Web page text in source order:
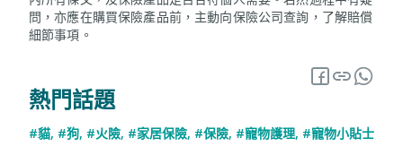
問，亦應在購買保險產品前，主動向保險公司查詢，了解賠償
細節事項。
熱門話題
#貓, #狗, #火險, #家居保險, #保險, #寵物護理, #寵物小貼士